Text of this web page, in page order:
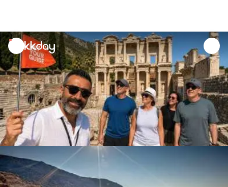
unread
notifications